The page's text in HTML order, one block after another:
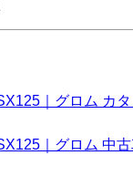
｜グロム カ
｜グロム 中